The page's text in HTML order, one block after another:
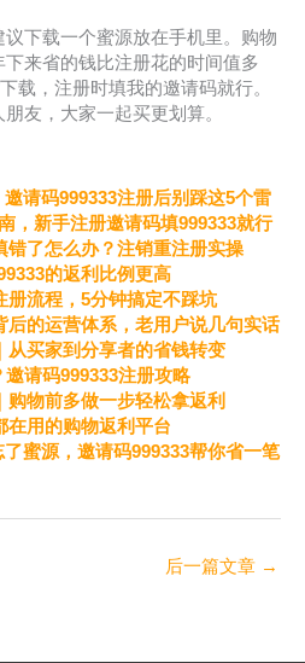
下载一个蜜源放在手机里。购物
来省的钱比注册花的时间值多
载，注册时填我的邀请码就行。
友，大家一起买更划算。
请码999333注册后别踩这5个雷
，新手注册邀请码填999333就行
错了怎么办？注销重注册实操
的返利比例更高
册流程，5分钟搞定不踩坑
后的运营体系，老用户说几句实话
从买家到分享者的省钱转变
请码999333注册攻略
购物前多做一步轻松拿返利
在用的购物返利平台
蜜源，邀请码999333帮你省一笔
后一篇文章 →